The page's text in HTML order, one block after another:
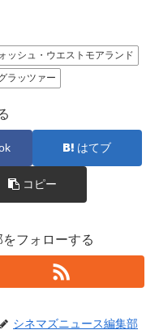
ッシュ・ウエストモアランド
ラッツァー
はてブ
コピー
フォローする
シネマズニュース編集部